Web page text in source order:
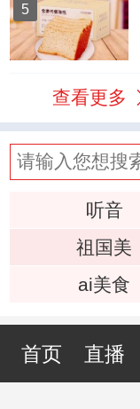
5
查看更多
听音
祖国美
ai美食
首页 直播